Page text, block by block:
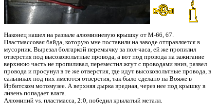
Наконец нашел на развале алюминиевую крышку от М-66, 67.
Пластмассовая байда, которую мне поставили на заводе отправляется в
мусорник. Вырезал болгаркой перемычку за пол-часа, ей же пропилил
отверстия под высоковольтные провода, а вот под провода на зажигание
верхнюю часть не пропиливал, переместил жгут с проводами вниз, развел
провода и просунул в те же отверстия, где идут высоковольтные провода, в
сальниках под них имеются отверстия, так было сделано на Вояже в
Ирбитском мотомузее. А верхняя дырка вредная, через нее под крышку в
ливень попадает влага.
Алюминий vs. пластмасса, 2:0, победил крылатый металл.